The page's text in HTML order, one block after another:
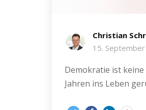
Christian
15.
Demokratie ist
Jahren ins Leben